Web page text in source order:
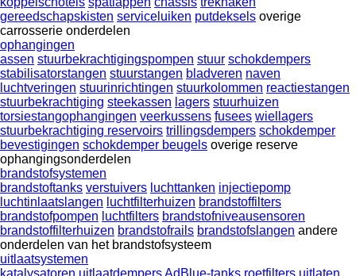
gereedschapskisten serviceluiken putdeksels overige
carrosserie onderdelen
ophangingen
assen stuurbekrachtigingspompen stuur schokdempers
stabilisatorstangen stuurstangen bladveren naven
luchtveringen stuurinrichtingen stuurkolommen reactiestangen
stuurbekrachtiging steekassen lagers stuurhuizen
torsiestangophangingen veerkussens fusees wiellagers
stuurbekrachtiging reservoirs trillingsdempers schokdemper
bevestigingen schokdemper beugels overige reserve
ophangingsonderdelen
brandstofsystemen
brandstoftanks verstuivers luchttanken injectiepomp
luchtinlaatslangen luchtfilterhuizen brandstoffilters
brandstofpompen luchtfilters brandstofniveausensoren
brandstoffilterhuizen brandstofrails brandstofslangen andere
onderdelen van het brandstofsysteem
uitlaatsystemen
katalysatoren uitlaatdempersAdBlue-tanks roetfilters uitlaten